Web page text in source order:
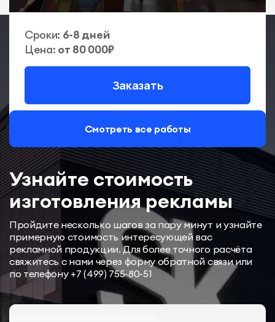
Сроки: 6-8 дней
Цена: от 80 000₽
Заказать
Смотреть все работы
Узнайте стоимость
изготовления рекламы
Пройдите несколько шагов за пару минут и узнайте
примерную стоимость интересующей вас
рекламной продукции. Для более точного расчёта
свяжитесь с нами через форму обратной связи или
по телефону +7 (499) 755-80-51